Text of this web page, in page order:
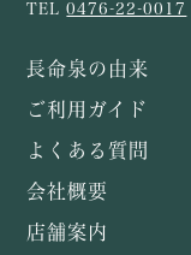
TEL0476-22-0017
長命泉の由来
ご利用ガイド
よくある質問
会社概要
店舗案内